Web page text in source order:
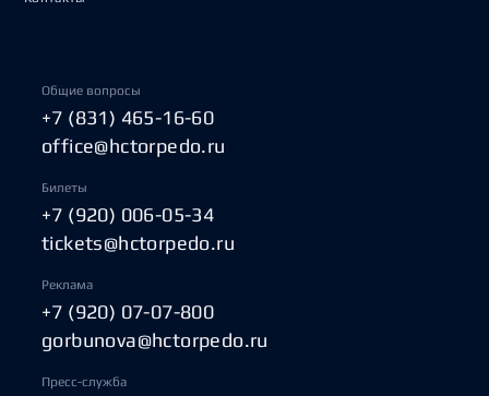
Общие вопросы
+7 (831) 465-16-60
office@hctorpedo.ru
Билеты
+7 (920) 006-05-34
tickets@hctorpedo.ru
Реклама
+7 (920) 07-07-800
gorbunova@hctorpedo.ru
Пресс-служба